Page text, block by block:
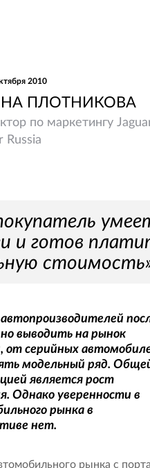
2010
ПЛОТНИКОВА
по маркетингу
Russia
и готов
выводить на рынок
от серийных
модельный ряд.
является рост
Однако уверенности в
рынка в
нет.
рынка с